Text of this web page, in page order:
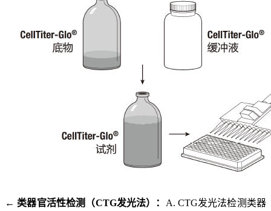
← 类器官活性检测（CTG发光法）： A. CTG发光法检测类器